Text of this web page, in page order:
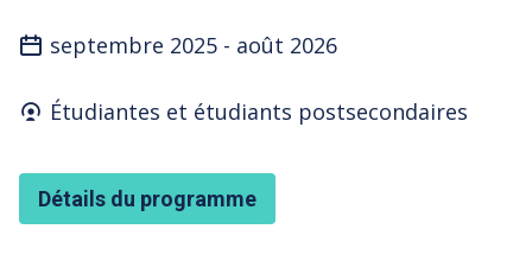
septembre 2025 - août 2026
Who's it for
Étudiantes et étudiants postsecondaires
Détails du programme